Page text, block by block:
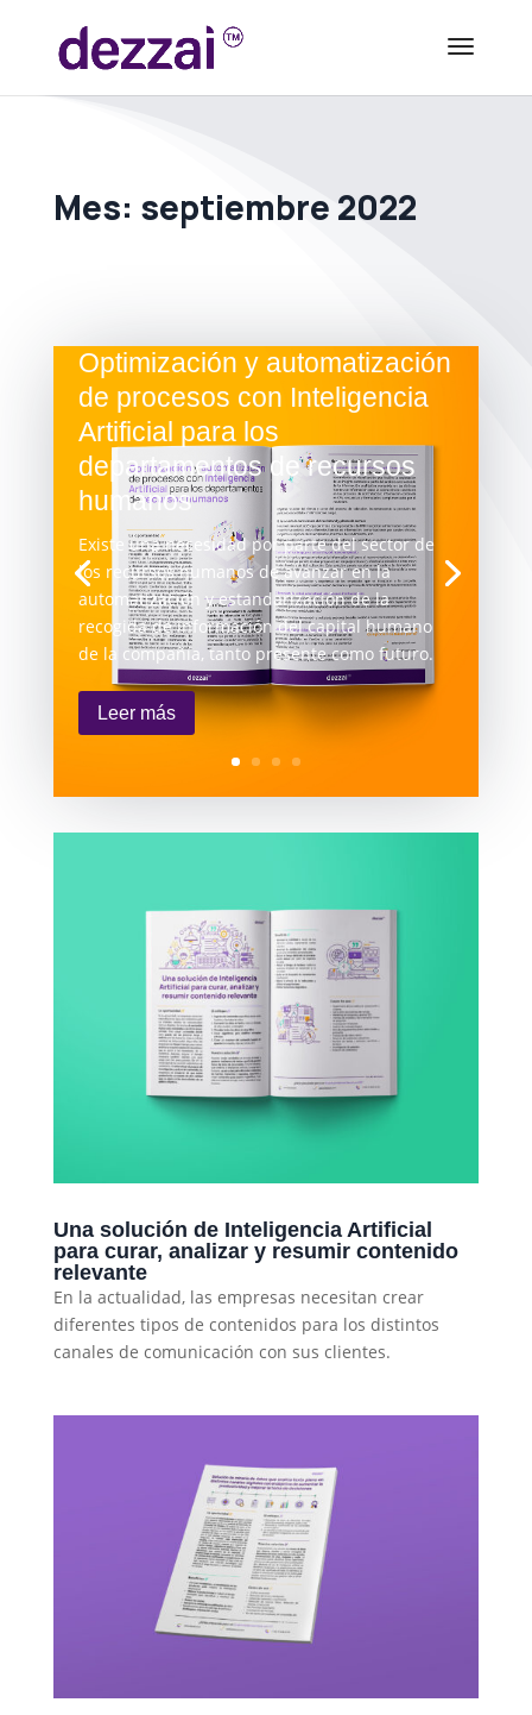
Mes: septiembre 2022
Optimización y automatización
de procesos con Inteligencia
Artificial para los
departamentos de recursos
humanos
Existe una necesidad por parte del sector de
los recursos humanos de avanzar en la
automatización y estandarización de la
recogida de información del capital humano
de la compañía, tanto presente como futuro.
Leer más
Una solución de Inteligencia Artificial
para curar, analizar y resumir contenido
relevante
En la actualidad, las empresas necesitan crear
diferentes tipos de contenidos para los distintos
canales de comunicación con sus clientes.